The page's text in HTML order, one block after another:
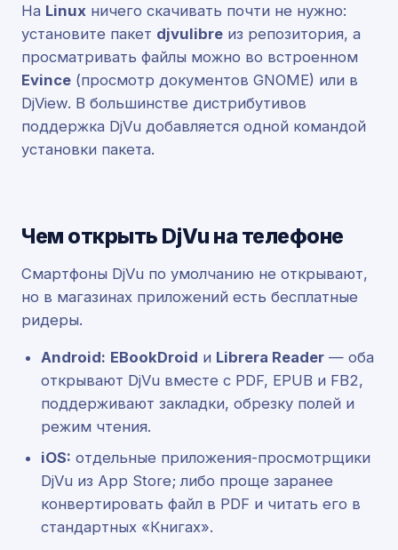
На Linux ничего скачивать почти не нужно:
установите пакет djvulibre из репозитория, а
просматривать файлы можно во встроенном
Evince (просмотр документов GNOME) или в
DjView. В большинстве дистрибутивов
поддержка DjVu добавляется одной командой
установки пакета.
Чем открыть DjVu на телефоне
Смартфоны DjVu по умолчанию не открывают,
но в магазинах приложений есть бесплатные
ридеры.
Android: EBookDroid и Librera Reader — оба
открывают DjVu вместе с PDF, EPUB и FB2,
поддерживают закладки, обрезку полей и
режим чтения.
iOS: отдельные приложения-просмотрщики
DjVu из App Store; либо проще заранее
конвертировать файл в PDF и читать его в
стандартных «Книгах».